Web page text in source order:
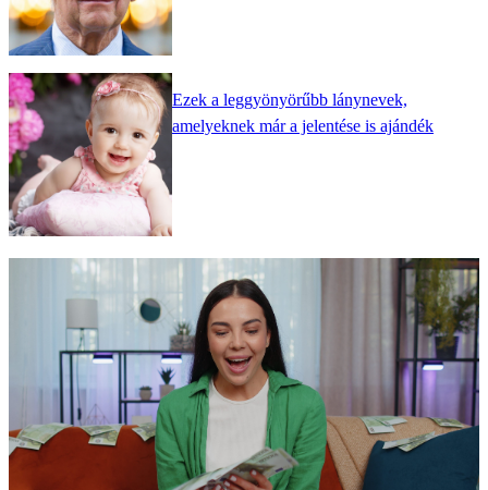
Ezek a leggyönyörűbb lánynevek,
amelyeknek már a jelentése is ajándék